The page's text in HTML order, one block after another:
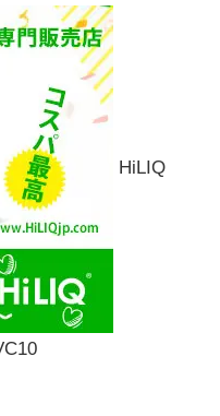
HiLIQ